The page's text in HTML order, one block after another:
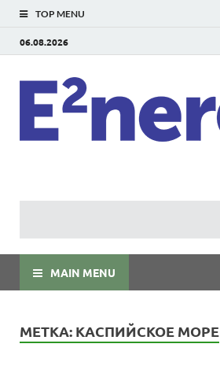
TOP MENU
06.08.2026
MAIN MENU
МЕТКА: КАСПИЙСКОЕ МОРЕ